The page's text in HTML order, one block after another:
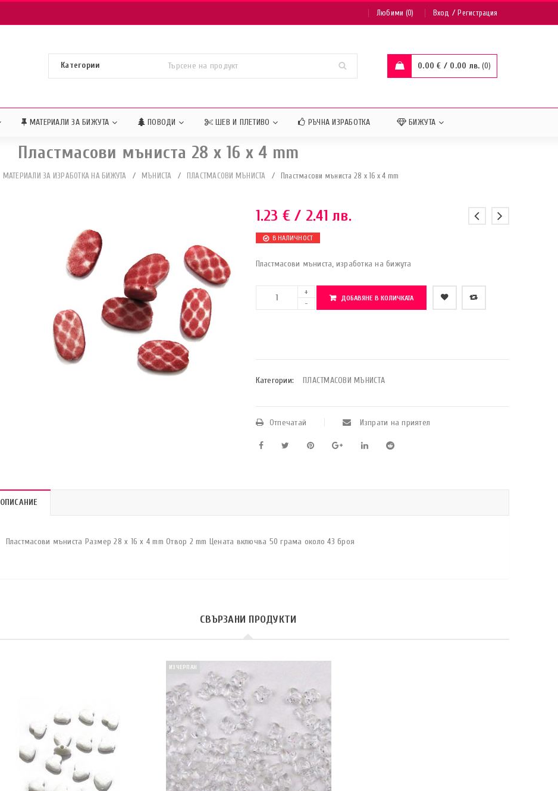
Любими (0) Вход /Регистрация
0.00€ / 0.00 лв. 0
МАТЕРИАЛИ ЗА БИЖУТА ПОВОДИ ШЕВ И ПЛЕТИВО РЪЧНА ИЗРАБОТКА БИЖУТА
Пластмасови мъниста 28 x 16 x 4 mm
МАТЕРИАЛИ ЗА ИЗРАБОТКА НА БИЖУТА / МЪНИСТА / ПЛАСТМАСОВИ МЪНИСТА / Пластмасови мъниста 28 x 16 x 4 mm
1.23 € / 2.41 лв.
В НАЛИЧНОСТ
Пластмасови мъниста, изработка на бижута
ДОБАВЯНЕ В КОЛИЧКАТА
Категории: ПЛАСТМАСОВИ МЪНИСТА
Отпечатай Изпрати на приятел
ОПИСАНИЕ
Пластмасови мъниста Размер 28 x 16 x 4 mm Отвор 2 mm Цената включва 50 грама около 43 броя
СВЪРЗАНИ ПРОДУКТИ
ИЗЧЕРПАН